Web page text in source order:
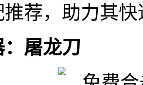
荐，助力其
屠龙刀